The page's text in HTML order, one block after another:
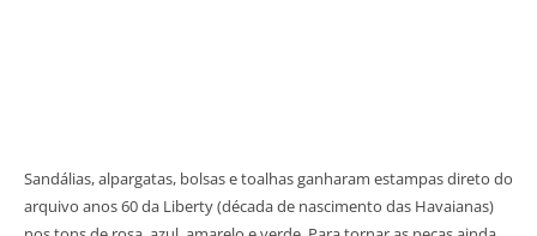
Sandálias, alpargatas, bolsas e toalhas ganharam estampas direto do
arquivo anos 60 da Liberty (década de nascimento das Havaianas)